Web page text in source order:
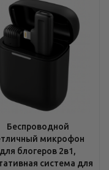
Беспроводной
микрофон
для блогеров 2в1,
система для